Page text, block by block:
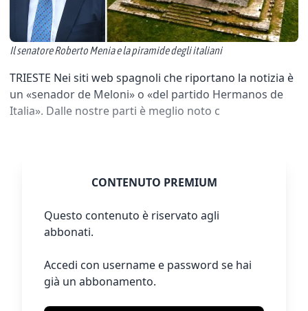
Il senatore Roberto Menia e la piramide degli italiani
TRIESTE Nei siti web spagnoli che riportano la notizia è
un «senador de Meloni» o «del partido Hermanos de
Italia». Dalle nostre parti è meglio noto c
CONTENUTO PREMIUM
Questo contenuto è riservato agli
abbonati.
Accedi con username e password se hai
già un abbonamento.